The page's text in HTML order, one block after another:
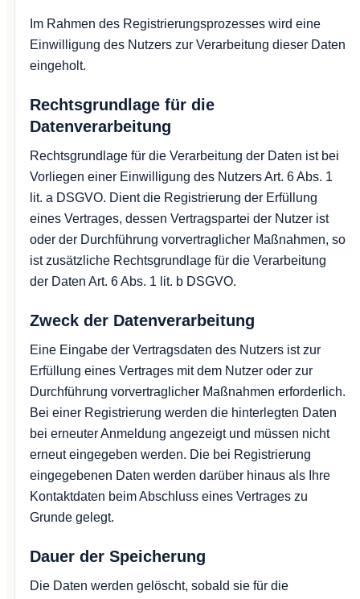
Im Rahmen des Registrierungsprozesses wird eine
Einwilligung des Nutzers zur Verarbeitung dieser Daten
eingeholt.
Rechtsgrundlage für die
Datenverarbeitung
Rechtsgrundlage für die Verarbeitung der Daten ist bei
Vorliegen einer Einwilligung des Nutzers Art. 6 Abs. 1
lit. a DSGVO. Dient die Registrierung der Erfüllung
eines Vertrages, dessen Vertragspartei der Nutzer ist
oder der Durchführung vorvertraglicher Maßnahmen, so
ist zusätzliche Rechtsgrundlage für die Verarbeitung
der Daten Art. 6 Abs. 1 lit. b DSGVO.
Zweck der Datenverarbeitung
Eine Eingabe der Vertragsdaten des Nutzers ist zur
Erfüllung eines Vertrages mit dem Nutzer oder zur
Durchführung vorvertraglicher Maßnahmen erforderlich.
Bei einer Registrierung werden die hinterlegten Daten
bei erneuter Anmeldung angezeigt und müssen nicht
erneut eingegeben werden. Die bei Registrierung
eingegebenen Daten werden darüber hinaus als Ihre
Kontaktdaten beim Abschluss eines Vertrages zu
Grunde gelegt.
Dauer der Speicherung
Die Daten werden gelöscht, sobald sie für die